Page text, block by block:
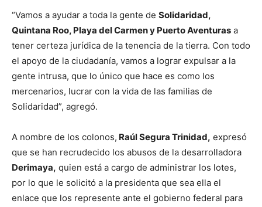
“Vamos a ayudar a toda la gente de Solidaridad,
Quintana Roo, Playa del Carmen y Puerto Aventuras a
tener certeza jurídica de la tenencia de la tierra. Con todo
el apoyo de la ciudadanía, vamos a lograr expulsar a la
gente intrusa, que lo único que hace es como los
mercenarios, lucrar con la vida de las familias de
Solidaridad”, agregó.
A nombre de los colonos, Raúl Segura Trinidad, expresó
que se han recrudecido los abusos de la desarrolladora
Derimaya, quien está a cargo de administrar los lotes,
por lo que le solicitó a la presidenta que sea ella el
enlace que los represente ante el gobierno federal para